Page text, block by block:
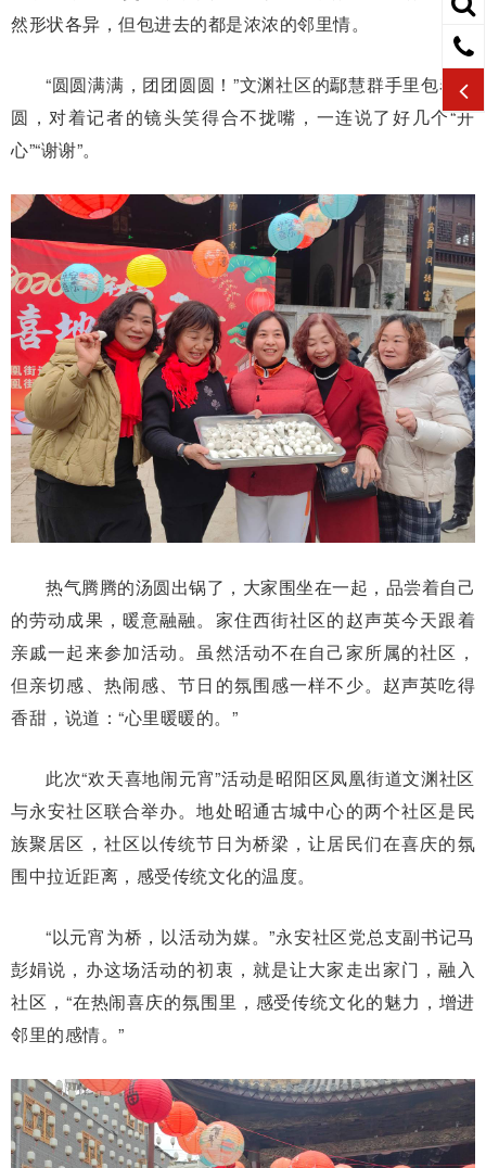
然形状各异，但包进去的都是浓浓的邻里情。
“圆圆满满，团团圆圆！”文渊社区的鄢慧群手里包着汤
圆，对着记者的镜头笑得合不拢嘴，一连说了好几个“开
心”“谢谢”。
热气腾腾的汤圆出锅了，大家围坐在一起，品尝着自己
的劳动成果，暖意融融。家住西街社区的赵声英今天跟着
亲戚一起来参加活动。虽然活动不在自己家所属的社区，
但亲切感、热闹感、节日的氛围感一样不少。赵声英吃得
香甜，说道：“心里暖暖的。”
此次“欢天喜地闹元宵”活动是昭阳区凤凰街道文渊社区
与永安社区联合举办。地处昭通古城中心的两个社区是民
族聚居区，社区以传统节日为桥梁，让居民们在喜庆的氛
围中拉近距离，感受传统文化的温度。
“以元宵为桥，以活动为媒。”永安社区党总支副书记马
彭娟说，办这场活动的初衷，就是让大家走出家门，融入
社区，“在热闹喜庆的氛围里，感受传统文化的魅力，增进
邻里的感情。”